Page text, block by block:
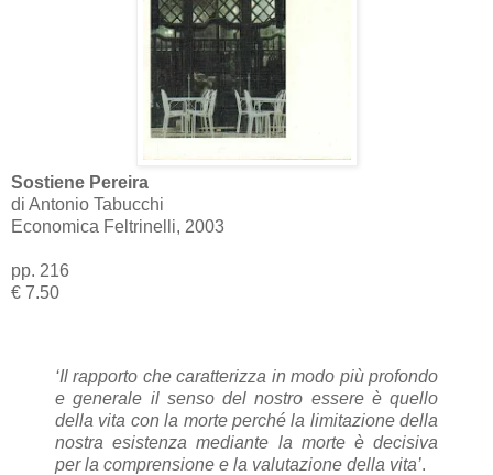
Sostiene Pereira
di Antonio Tabucchi
Economica Feltrinelli, 2003
pp. 216
€ 7.50
‘Il rapporto che caratterizza in modo più profondo
e generale il senso del nostro essere è quello
della vita con la morte perché la limitazione della
nostra esistenza mediante la morte è decisiva
per la comprensione e la valutazione della vita’.